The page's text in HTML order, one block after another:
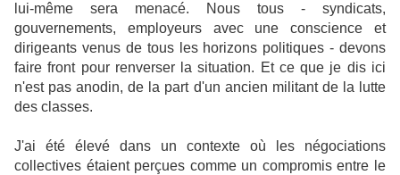
lui-même sera menacé. Nous tous - syndicats,
gouvernements, employeurs avec une conscience et
dirigeants venus de tous les horizons politiques - devons
faire front pour renverser la situation. Et ce que je dis ici
n'est pas anodin, de la part d'un ancien militant de la lutte
des classes.
J'ai été élevé dans un contexte où les négociations
collectives étaient perçues comme un compromis entre le